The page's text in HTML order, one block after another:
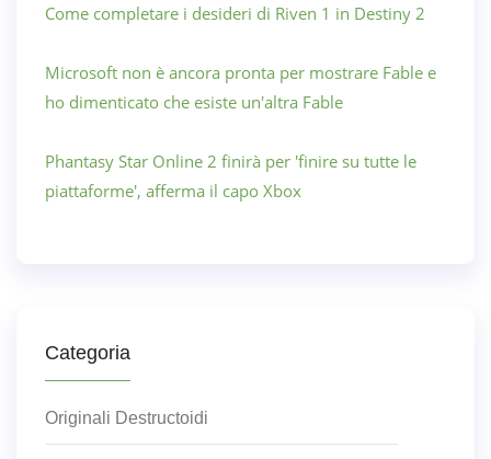
Come completare i desideri di Riven 1 in Destiny 2
Microsoft non è ancora pronta per mostrare Fable e
ho dimenticato che esiste un'altra Fable
Phantasy Star Online 2 finirà per 'finire su tutte le
piattaforme', afferma il capo Xbox
Categoria
Originali Destructoidi